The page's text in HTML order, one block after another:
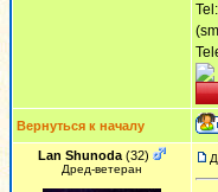
Вернуться к началу
Lan Shunoda (32)
Дред-ветеран